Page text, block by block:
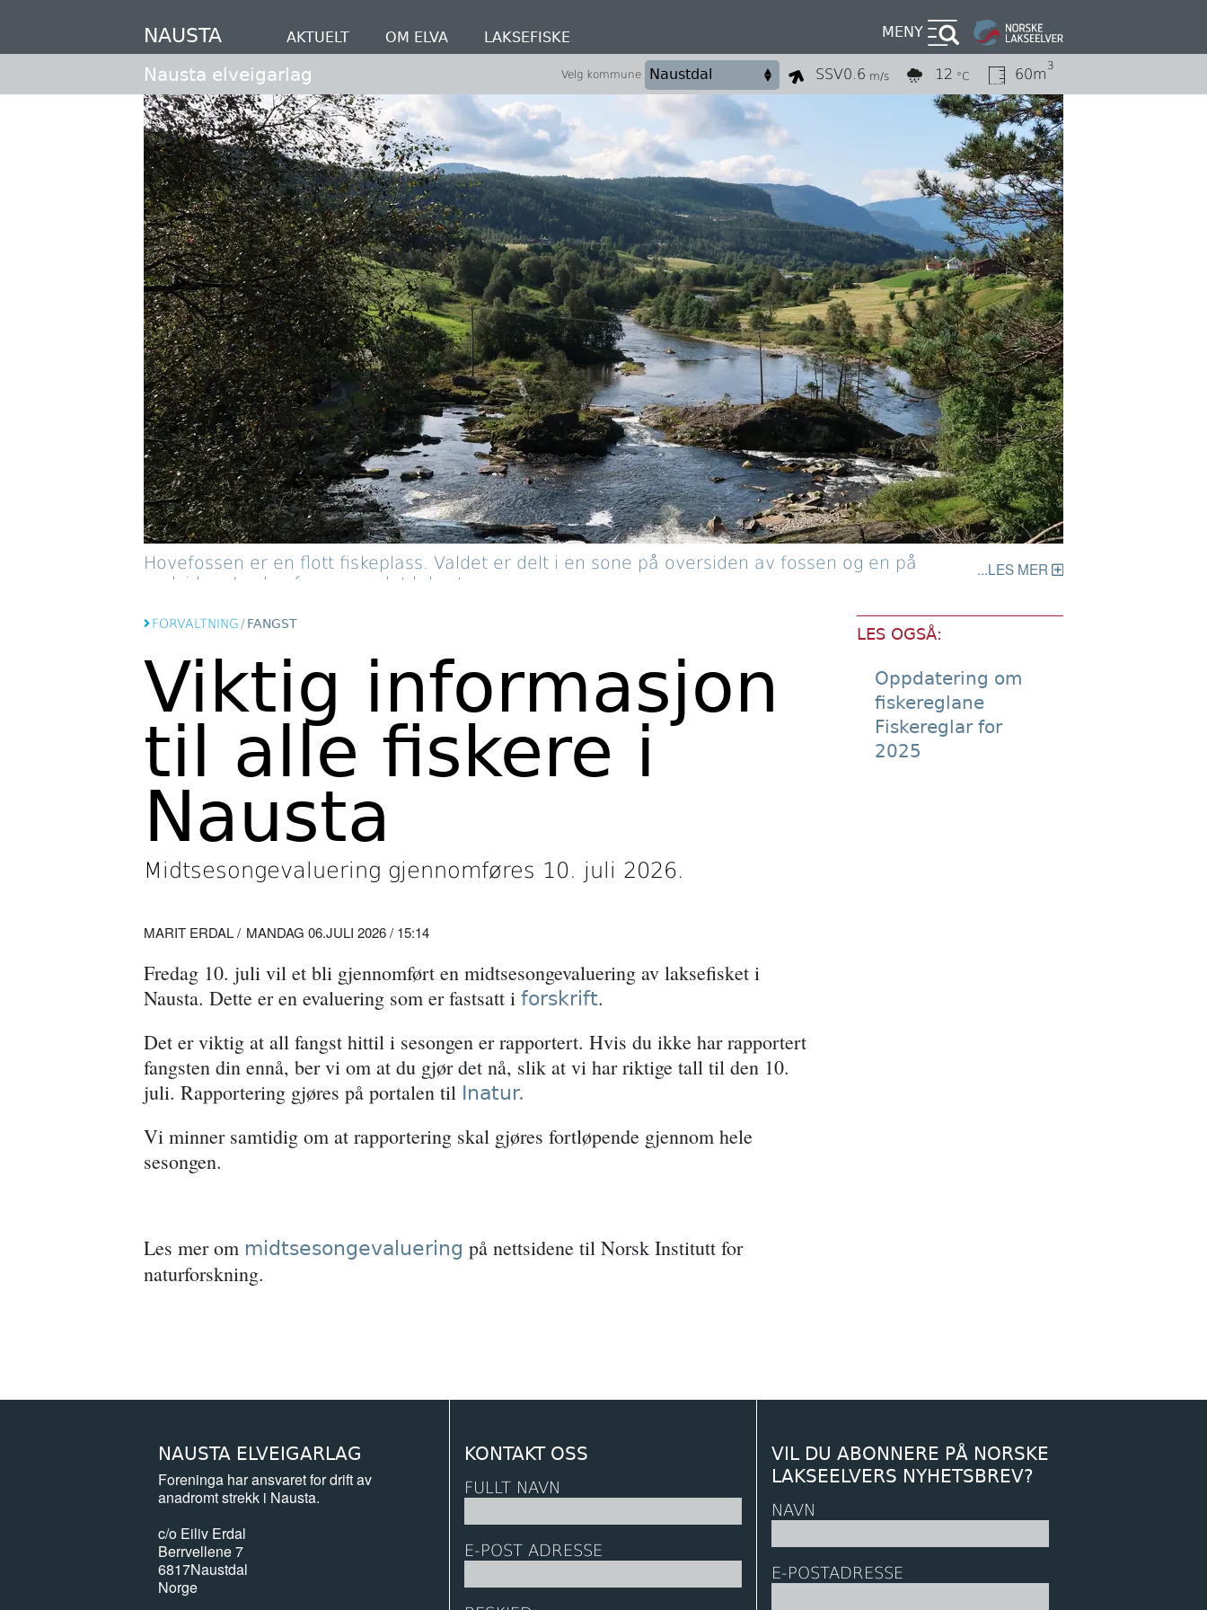
hovedinnhold
NAUSTA AKTUELT OM ELVA LAKSEFISKE MENY
Nausta elveigarlag Velg kommune SSV0.6 m/s 12 °C 60m 3
Hovefossen er en flott fiskeplass. Valdet er delt i en sone på oversiden av fossen og en på
nedsiden. I selve fossen er det laksetrapp.
LES MER
FORVALTNING /FANGST
Viktig informasjon
til alle fiskere i
Nausta
Midtsesongevaluering gjennomføres 10. juli 2026.
MARIT ERDAL MANDAG 06.JULI 2026 / 15:14
Fredag 10. juli vil et bli gjennomført en midtsesongevaluering av laksefisket i
Nausta. Dette er en evaluering som er fastsatt i forskrift.
Det er viktig at all fangst hittil i sesongen er rapportert. Hvis du ikke har rapportert
fangsten din ennå, ber vi om at du gjør det nå, slik at vi har riktige tall til den 10.
juli. Rapportering gjøres på portalen til Inatur.
Vi minner samtidig om at rapportering skal gjøres fortløpende gjennom hele
sesongen.
Les mer om midtsesongevaluering på nettsidene til Norsk Institutt for
naturforskning.
LES OGSÅ:
Oppdatering om
fiskereglane
Fiskereglar for
2025
NAUSTA ELVEIGARLAG
Foreninga har ansvaret for drift av
anadromt strekk i Nausta.
c/o Eiliv Erdal
Berrvellene 7
6817Naustdal
Norge
KONTAKT OSS
FULLT NAVN
E-POST ADRESSE
VIL DU ABONNERE PÅ NORSKE
LAKSEELVERS NYHETSBREV?
NAVN
E-POSTADRESSE